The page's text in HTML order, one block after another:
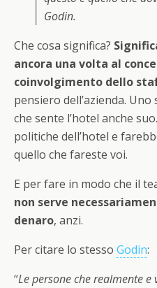
Godin.
Che cosa significa?
ancora una volta al
coinvolgimento dello
pensiero dell’azienda.
che sente l’hotel anche
politiche dell’hotel e
quello che fareste voi.
E per fare in modo che il
non serve
denaro, anzi.
Per citare lo stesso Godin:
“Le persone che realmente